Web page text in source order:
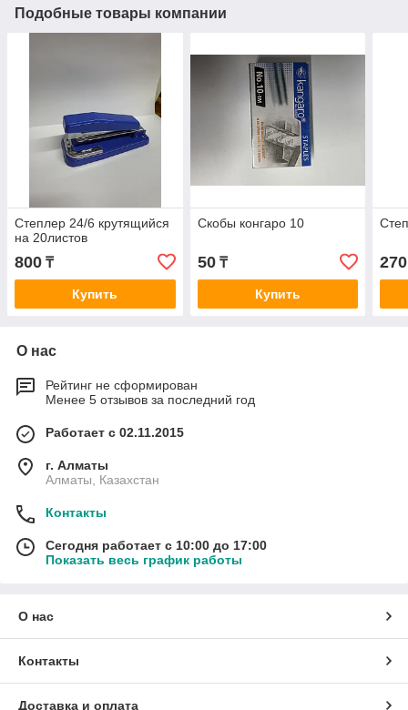
Подобные товары компании
Степлер 24/6 крутящийся
на 20листов
800 ₸
Купить
Скобы конгаро 10
50₸
Купить
270
О нас
Рейтинг не сформирован
Менее 5 отзывов за последний год
Работает с 02.11.2015
г. Алматы
Алматы, Казахстан
Контакты
Сегодня работает с 10:00 до 17:00
Показать весь график работы
О нас
Контакты
Доставка и оплата